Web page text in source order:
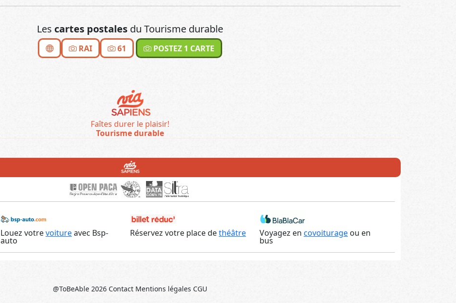
Les cartes postales du Tourisme durable
RAI 61 POSTEZ 1 CARTE
Faîtes durer le plaisir!
Tourisme durable
Louez votrevoitureavec Bsp-
auto
Réservez votre place dethéâtre Voyagez en covoiturage ou en
bus
@ToBeAble 2026 Contact Mentions légales CGU